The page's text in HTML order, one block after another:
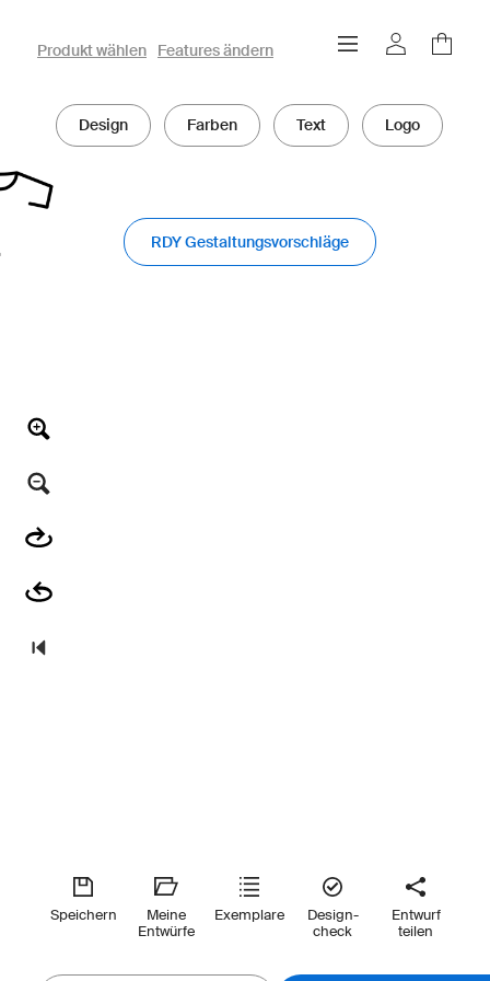
owayo 3D-Konfigurator
Produkt wählen Features ändern
Design Farben Text Logo
RDY Gestaltungsvorschläge
Speichern
Meine
Entwürfe
Exemplare
Design-
check
Entwurf
teilen